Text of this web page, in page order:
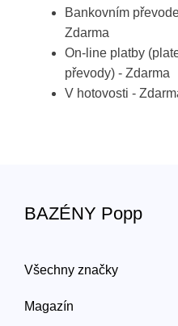
Bankovním
Zdarma
On-line platby
převody) - Zdarma
V hotovosti -
BAZÉNY Popp
Všechny značky
Magazín